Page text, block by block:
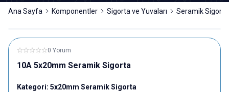
Ana Sayfa Komponentler Sigorta ve Yuvaları Seramik Sigorta
0 Yorum
10A 5x20mm Seramik Sigorta
Kategori: 5x20mm Seramik Sigorta